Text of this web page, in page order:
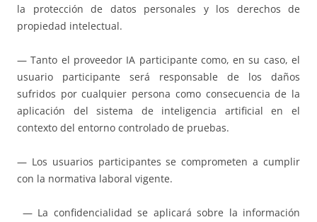
la protección de datos personales y los derechos de
propiedad intelectual.
— Tanto el proveedor IA participante como, en su caso, el
usuario participante será responsable de los daños
sufridos por cualquier persona como consecuencia de la
aplicación del sistema de inteligencia artificial en el
contexto del entorno controlado de pruebas.
— Los usuarios participantes se comprometen a cumplir
con la normativa laboral vigente.
— La confidencialidad se aplicará sobre la información